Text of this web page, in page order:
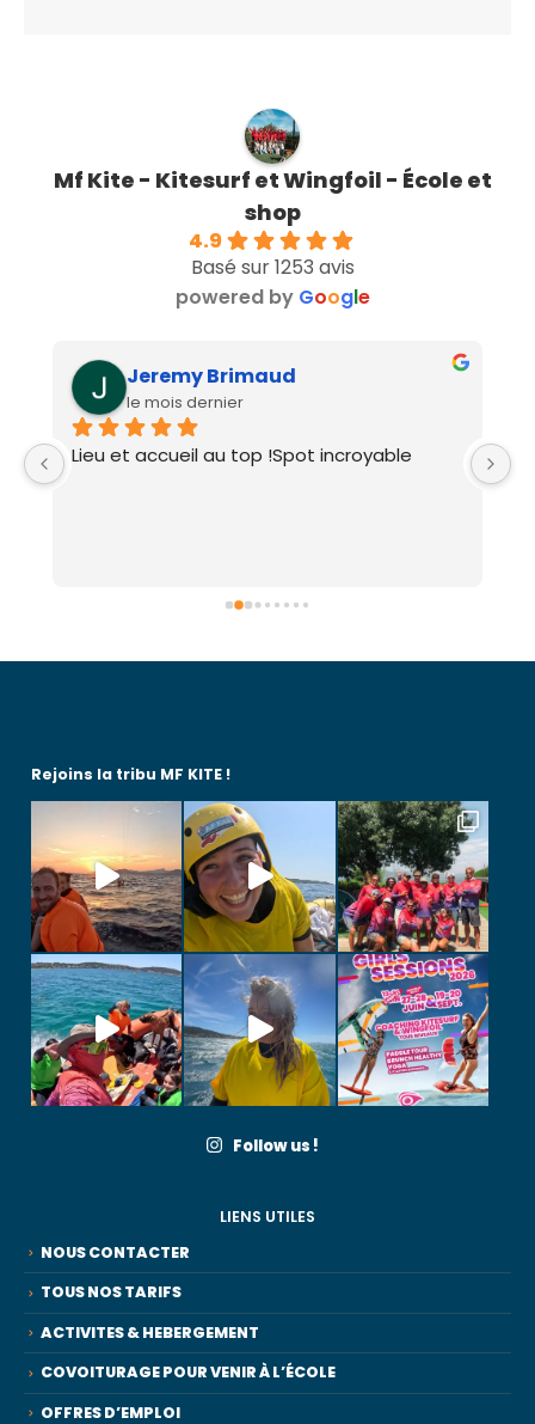
Mf Kite - Kitesurf et Wingfoil - École et
shop
4.9
Basé sur 1253 avis
powered by Google
Jeremy Brimaud
le mois dernier
Lieu et accueil au top !Spot incroyable
Rejoins la tribu MF KITE !
Follow us !
LIENS UTILES
NOUS CONTACTER
TOUS NOS TARIFS
ACTIVITES & HEBERGEMENT
COVOITURAGE POUR VENIR À L’ÉCOLE
OFFRES D’EMPLOI